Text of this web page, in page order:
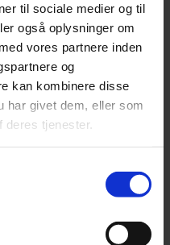
til sociale medier og til
også oplysninger om
vores partnere inden
og
kan kombinere disse
har givet dem, eller som
deres tjenester.
omkring vores
projekter.